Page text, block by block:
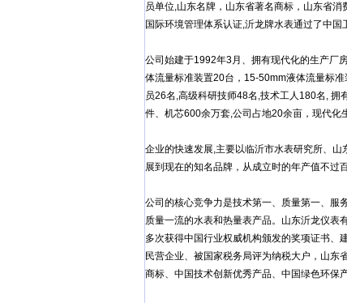
员单位,山东名牌，山东省著名商标，山东省
国际环境管理体系认证,沂龙牌水表通过了中
公司始建于1992年3月、拥有现代化的生产厂
体流量标准装置20台，15-50mm液体流量标
员26名,高级科研技师48名,技术工人180名,
件、机芯600余万套,公司占地20余亩，现代化
企业的快速发展,主要以临沂市水表研究所、
展到现在的知名品牌，从成立时的年产值不过
公司的核心竞争力是技术第一、质量第一、服
质量一流的水表和热量表产品。山东沂龙仪表
多次获得中国行业权威机构颁发的奖项证书、
民营企业、被国家税务局评为纳税大户，山东
商标、中国技术创新优秀产品、中国绿色环保